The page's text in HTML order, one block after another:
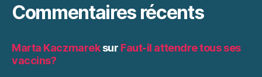
Commentaires récents
Marta Kaczmareksur Faut-il attendre tous ses
vaccins?